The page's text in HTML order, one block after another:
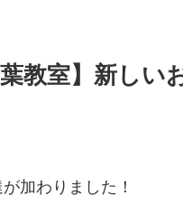
教室】新しい
加わりました！